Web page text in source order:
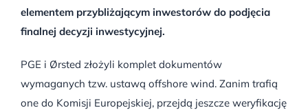
elementem przybliżającym inwestorów do podjęcia
finalnej decyzji inwestycyjnej.
PGE i Ørsted złożyli komplet dokumentów
wymaganych tzw. ustawą offshore wind. Zanim trafią
one do Komisji Europejskiej, przejdą jeszcze weryfikację